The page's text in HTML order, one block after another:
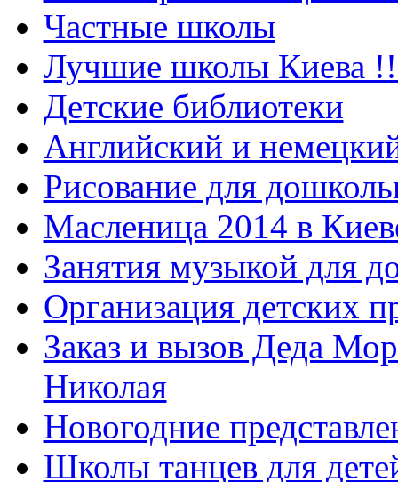
Частные школы
Лучшие школы Киева
Детские библиотеки
Английский и
Рисование для
Масленица 2014 в
Занятия музыкой для
Организация детских
Заказ и вызов Деда
Николая
Новогодние
Школы танцев для